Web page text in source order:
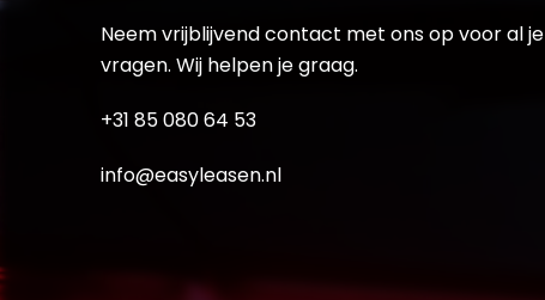
Neem vrijblijvend contact met ons op voor al je
vragen. Wij helpen je graag.
+31 85 080 64 53
info@easyleasen.nl